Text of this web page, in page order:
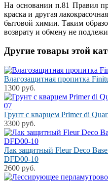
На основании п.81 Правил
краска и другая
бытовой химии. Таким
возврату и обмену не
Другие товары этой
Влагозащитная пропитка
1300 руб.
Грунт с кварцем Primer di
3300 руб.
Лак защитный Fleur Deco
DFD00-10
2600 руб.